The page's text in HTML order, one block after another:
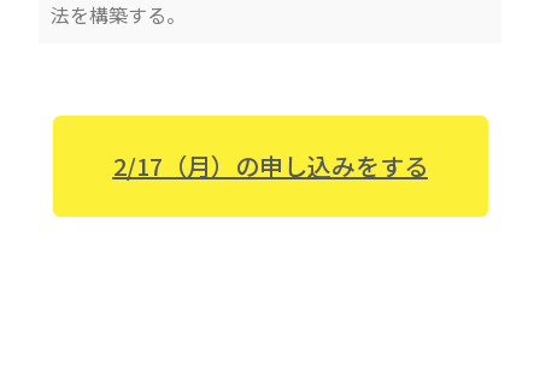
法を構築する。
2/17（月）の申し込みをする